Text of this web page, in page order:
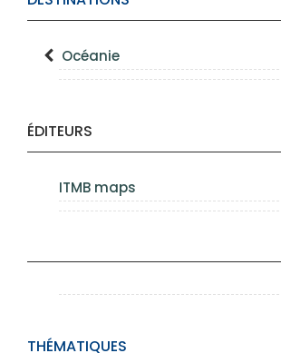
Océanie
ÉDITEURS
ITMB maps
THÉMATIQUES